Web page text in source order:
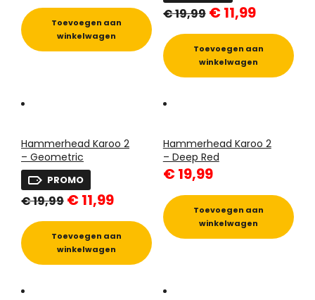
Toevoegen aan
winkelwagen
€19,99 Oorspronkelijke
prijs
was:
€ 19,99.
€11,99Huidige
is:
€ 11,99.
Toevoegen aan
winkelwagen
Hammerhead Karoo 2
– Geometric
PROMO
€19,99 Oorspronkelijke
prijs
was:
€ 19,99.
€11,99Huidige
is:
€ 11,99.
Toevoegen aan
winkelwagen
Hammerhead Karoo 2
– Deep Red
€19,99
Toevoegen aan
winkelwagen